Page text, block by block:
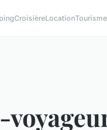
CroisièreLocationTourisme